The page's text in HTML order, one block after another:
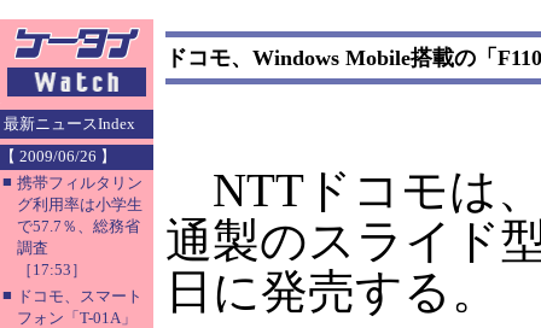
最新ニュースIndex
【 2009/06/26 】
■ 携帯フィルタリン
グ利用率は小学生
で57.7％、総務省
調査
［17:53］
■ ドコモ、スマート
フォン「T-01A」
ドコモ、Windows Mobile搭載の「
NTTドコモは、
通製のスライド
日に発売する。